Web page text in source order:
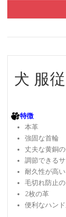
犬 服
特徴
本革
強固な首輪
丈夫な黄銅
調節できる
耐久性が高い
毛切れ防止
2枚の革
便利なハン